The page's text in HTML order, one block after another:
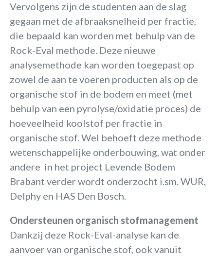
Vervolgens zijn de studenten aan de slag
gegaan met de afbraaksnelheid per fractie,
die bepaald kan worden met behulp van de
Rock-Eval methode. Deze nieuwe
analysemethode kan worden toegepast op
zowel de aan te voeren producten als op de
organische stof in de bodem en meet (met
behulp van een pyrolyse/oxidatie proces) de
hoeveelheid koolstof per fractie in
organische stof. Wel behoeft deze methode
wetenschappelijke onderbouwing, wat onder
andere in het project Levende Bodem
Brabant verder wordt onderzocht i.sm. WUR,
Delphy en HAS Den Bosch.
Ondersteunen organisch stofmanagement
Dankzij deze Rock-Eval-analyse kan de
aanvoer van organische stof, ook vanuit